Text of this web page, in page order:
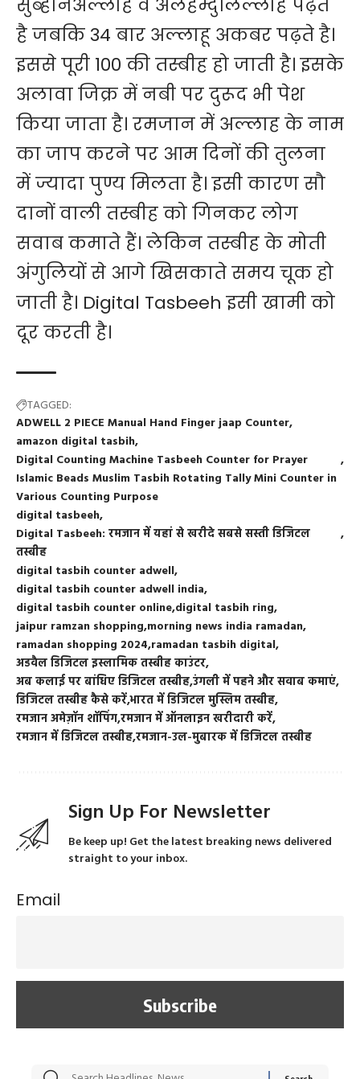
सुब्हानअल्लाह व अलहम्दुलिल्लाह पढ़ते
है जबकि 34 बार अल्लाहू अकबर पढ़ते है।
इससे पूरी 100 की तस्बीह हो जाती है। इसके
अलावा जिक्र में नबी पर दुरूद भी पेश
किया जाता है। रमजान में अल्लाह के नाम
का जाप करने पर आम दिनों की तुलना
में ज्यादा पुण्य मिलता है। इसी कारण सौ
दानों वाली तस्बीह को गिनकर लोग
सवाब कमाते हैं। लेकिन तस्बीह के मोती
अंगुलियों से आगे खिसकाते समय चूक हो
जाती है। Digital Tasbeeh इसी खामी को
दूर करती है।
TAGGED:
ADWELL 2 PIECE Manual Hand Finger jaap Counter
amazon digital tasbih
Digital Counting Machine Tasbeeh Counter for Prayer
Islamic Beads Muslim Tasbih Rotating Tally Mini Counter in
Various Counting Purpose
digital tasbeeh
Digital Tasbeeh: रमजान में यहां से खरीदे सबसे सस्ती डिजिटल
तस्बीह
digital tasbih counter adwell
digital tasbih counter adwell india
digital tasbih counter online digital tasbih ring
jaipur ramzan shopping morning news india ramadan
ramadan shopping 2024 ramadan tasbih digital
अडवैल डिजिटल इस्लामिक तस्बीह काउंटर
अब कलाई पर बांधिए डिजिटल तस्बीहउंगली में पहने और सवाब कमाएं
डिजिटल तस्बीह कैसे करेंभारत में डिजिटल मुस्लिम तस्बीह
रमजान अमेज़ॉन शॉपिंगरमजान में ऑनलाइन खरीदारी करें
रमजान में डिजिटल तस्बीहरमजान-उल-मुबारक में डिजिटल तस्बीह
Sign Up For Newsletter
Be keep up! Get the latest breaking news delivered
straight to your inbox.
Email